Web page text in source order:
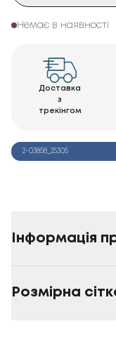
Немає в наявності
Доставка
з
трекінгом
2-03858_25305
Інформація
Розмірна